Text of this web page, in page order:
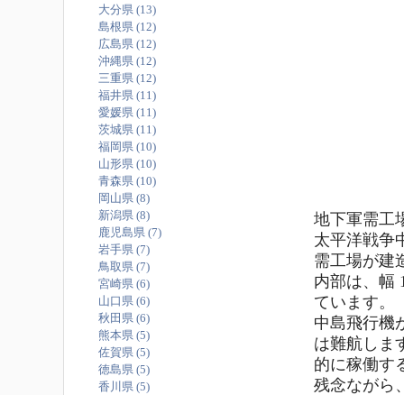
大分県 (13)
島根県 (12)
広島県 (12)
沖縄県 (12)
三重県 (12)
福井県 (11)
愛媛県 (11)
茨城県 (11)
福岡県 (10)
山形県 (10)
青森県 (10)
岡山県 (8)
新潟県 (8)
鹿児島県 (7)
岩手県 (7)
鳥取県 (7)
宮崎県 (6)
山口県 (6)
秋田県 (6)
熊本県 (5)
佐賀県 (5)
徳島県 (5)
香川県 (5)
地下軍需工
太平洋戦争
需工場が建
内部は、幅
ています。
中島飛行機
は難航しま
的に稼働す
残念ながら